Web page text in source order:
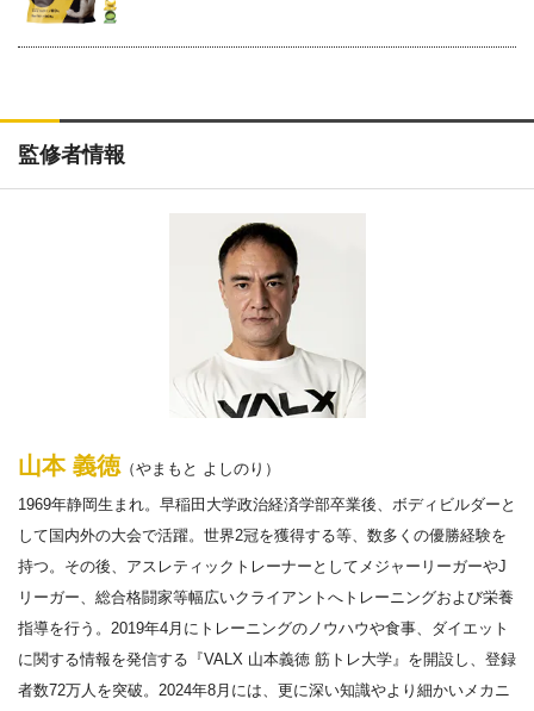
監修者情報
山本 義徳（やまもと よしのり）
1969年静岡生まれ。早稲田大学政治経済学部卒業後、ボディビルダーと
して国内外の大会で活躍。世界2冠を獲得する等、数多くの優勝経験を
持つ。その後、アスレティックトレーナーとしてメジャーリーガーやJ
リーガー、総合格闘家等幅広いクライアントへトレーニングおよび栄養
指導を行う。2019年4月にトレーニングのノウハウや食事、ダイエット
に関する情報を発信する『VALX 山本義徳 筋トレ大学』を開設し、登録
者数72万人を突破。2024年8月には、更に深い知識やより細かいメカニ